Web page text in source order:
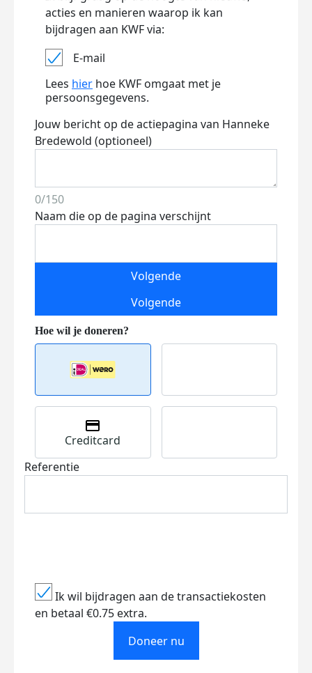
acties en manieren waarop ik kan
bijdragen aan KWF via:
E-mail
Lees hier hoe KWF omgaat met je
persoonsgegevens.
Jouw bericht op de actiepagina van Hanneke
Bredewold (optioneel)
0/150
Naam die op de pagina verschijnt
Volgende
Volgende
Creditcard
Referentie
Ik wil bijdragen aan de transactiekosten
en betaal €0.75 extra.
Doneer nu